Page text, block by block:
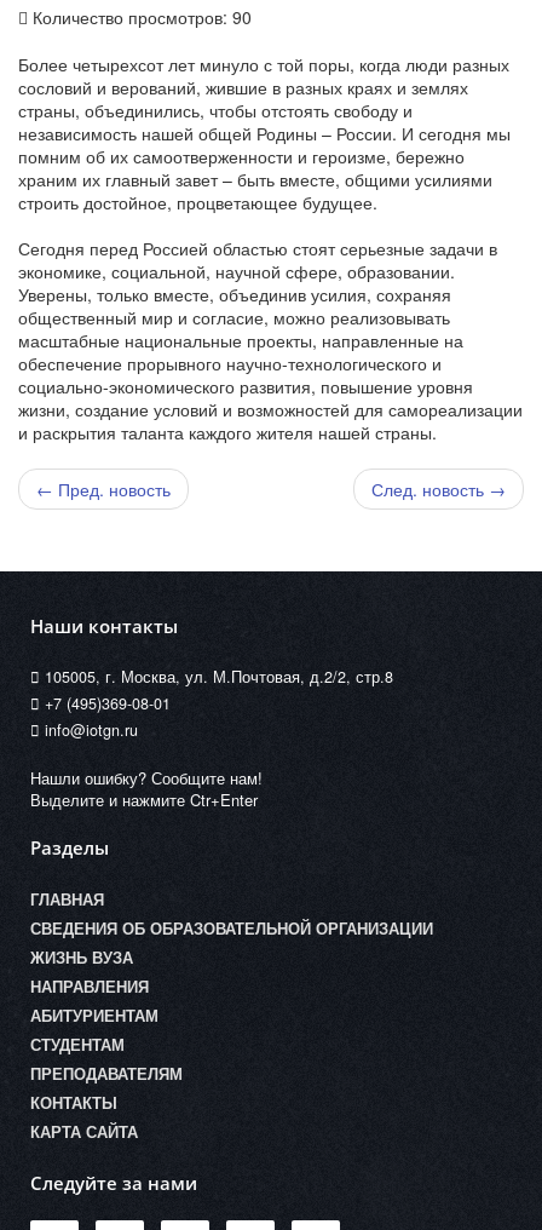
Количество просмотров: 90
Более четырехсот лет минуло с той поры, когда люди разных
сословий и верований, жившие в разных краях и землях
страны, объединились, чтобы отстоять свободу и
независимость нашей общей Родины – России. И сегодня мы
помним об их самоотверженности и героизме, бережно
храним их главный завет – быть вместе, общими усилиями
строить достойное, процветающее будущее.
Сегодня перед Россией областью стоят серьезные задачи в
экономике, социальной, научной сфере, образовании.
Уверены, только вместе, объединив усилия, сохраняя
общественный мир и согласие, можно реализовывать
масштабные национальные проекты, направленные на
обеспечение прорывного научно-технологического и
социально-экономического развития, повышение уровня
жизни, создание условий и возможностей для самореализации
и раскрытия таланта каждого жителя нашей страны.
← Пред. новость След. новость →
Наши контакты
105005, г. Москва, ул. М.Почтовая, д.2/2, стр.8
+7 (495)369-08-01
info@iotgn.ru
Нашли ошибку? Сообщите нам!
Выделите и нажмите Ctr+Enter
Разделы
ГЛАВНАЯ
СВЕДЕНИЯ ОБ ОБРАЗОВАТЕЛЬНОЙ ОРГАНИЗАЦИИ
ЖИЗНЬ ВУЗА
НАПРАВЛЕНИЯ
АБИТУРИЕНТАМ
СТУДЕНТАМ
ПРЕПОДАВАТЕЛЯМ
КОНТАКТЫ
КАРТА САЙТА
Следуйте за нами